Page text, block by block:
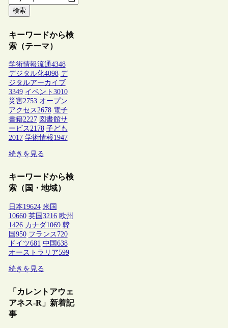
検索
キーワードから検
索（テーマ）
学術情報流通4348
デジタル化4098 デ
ジタルアーカイブ
3349 イベント 3010
災害2753 オープン
アクセス2678 電子
書籍2227 図書館サ
ービス2178 子ども
2017 学術情報1947
続きを見る
キーワードから検
索（国・地域）
日本19624 米国
10660 英国 3216 欧州
1426 カナダ1069 韓
国 950 フランス 720
ドイツ681 中国 638
オーストラリア599
続きを見る
「カレントアウェ
アネス-R」新着記
事